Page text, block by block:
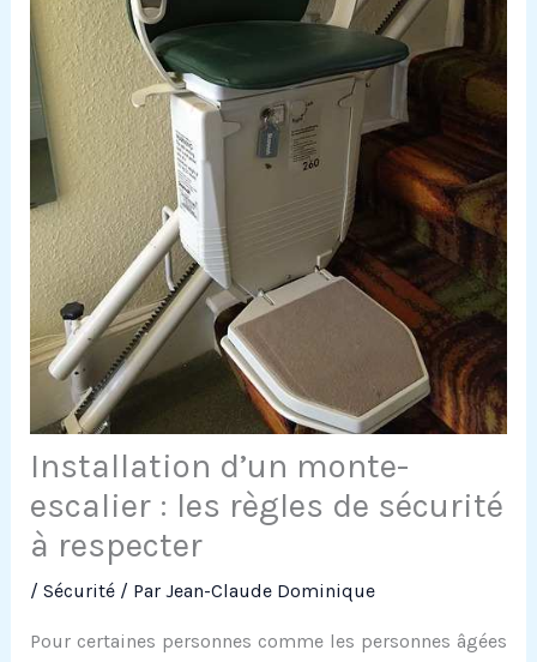
Installation d’un monte-
escalier : les règles de sécurité
à respecter
/ Sécurité/ Par Jean-Claude Dominique
Pour certaines personnes comme les personnes âgées